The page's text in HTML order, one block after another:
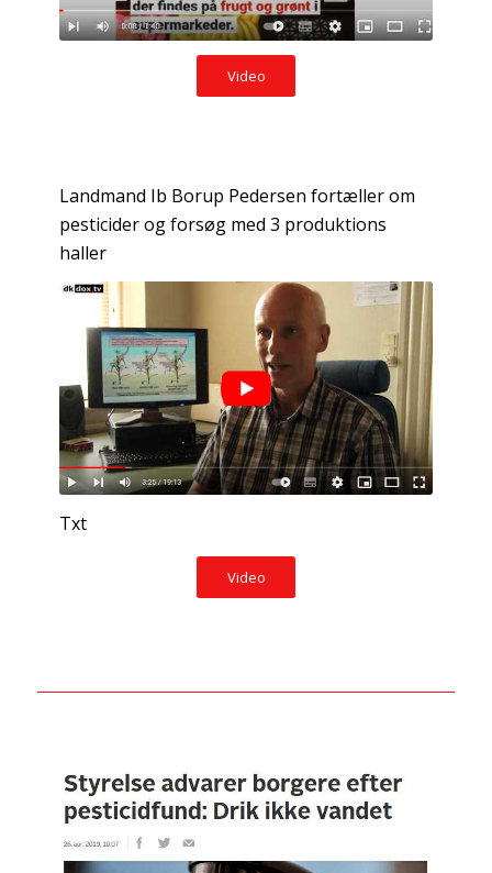
Video
Landmand Ib Borup Pedersen fortæller om
pesticider og forsøg med 3 produktions
haller
Txt
Video